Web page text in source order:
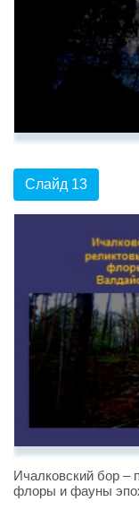
Слайд 13
Ичалковский бор –
флоры и фауны